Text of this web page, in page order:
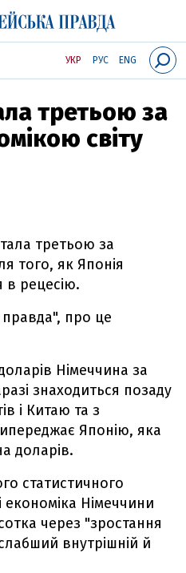
УКР РУС ENG
третьою за
світу
третьою за
того, як Японія
в рецесію.
про це
Німеччина за
знаходиться позаду
і Китаю та з
Японію, яка
доларів.
статистичного
економіка Німеччини
через "зростання
внутрішній й